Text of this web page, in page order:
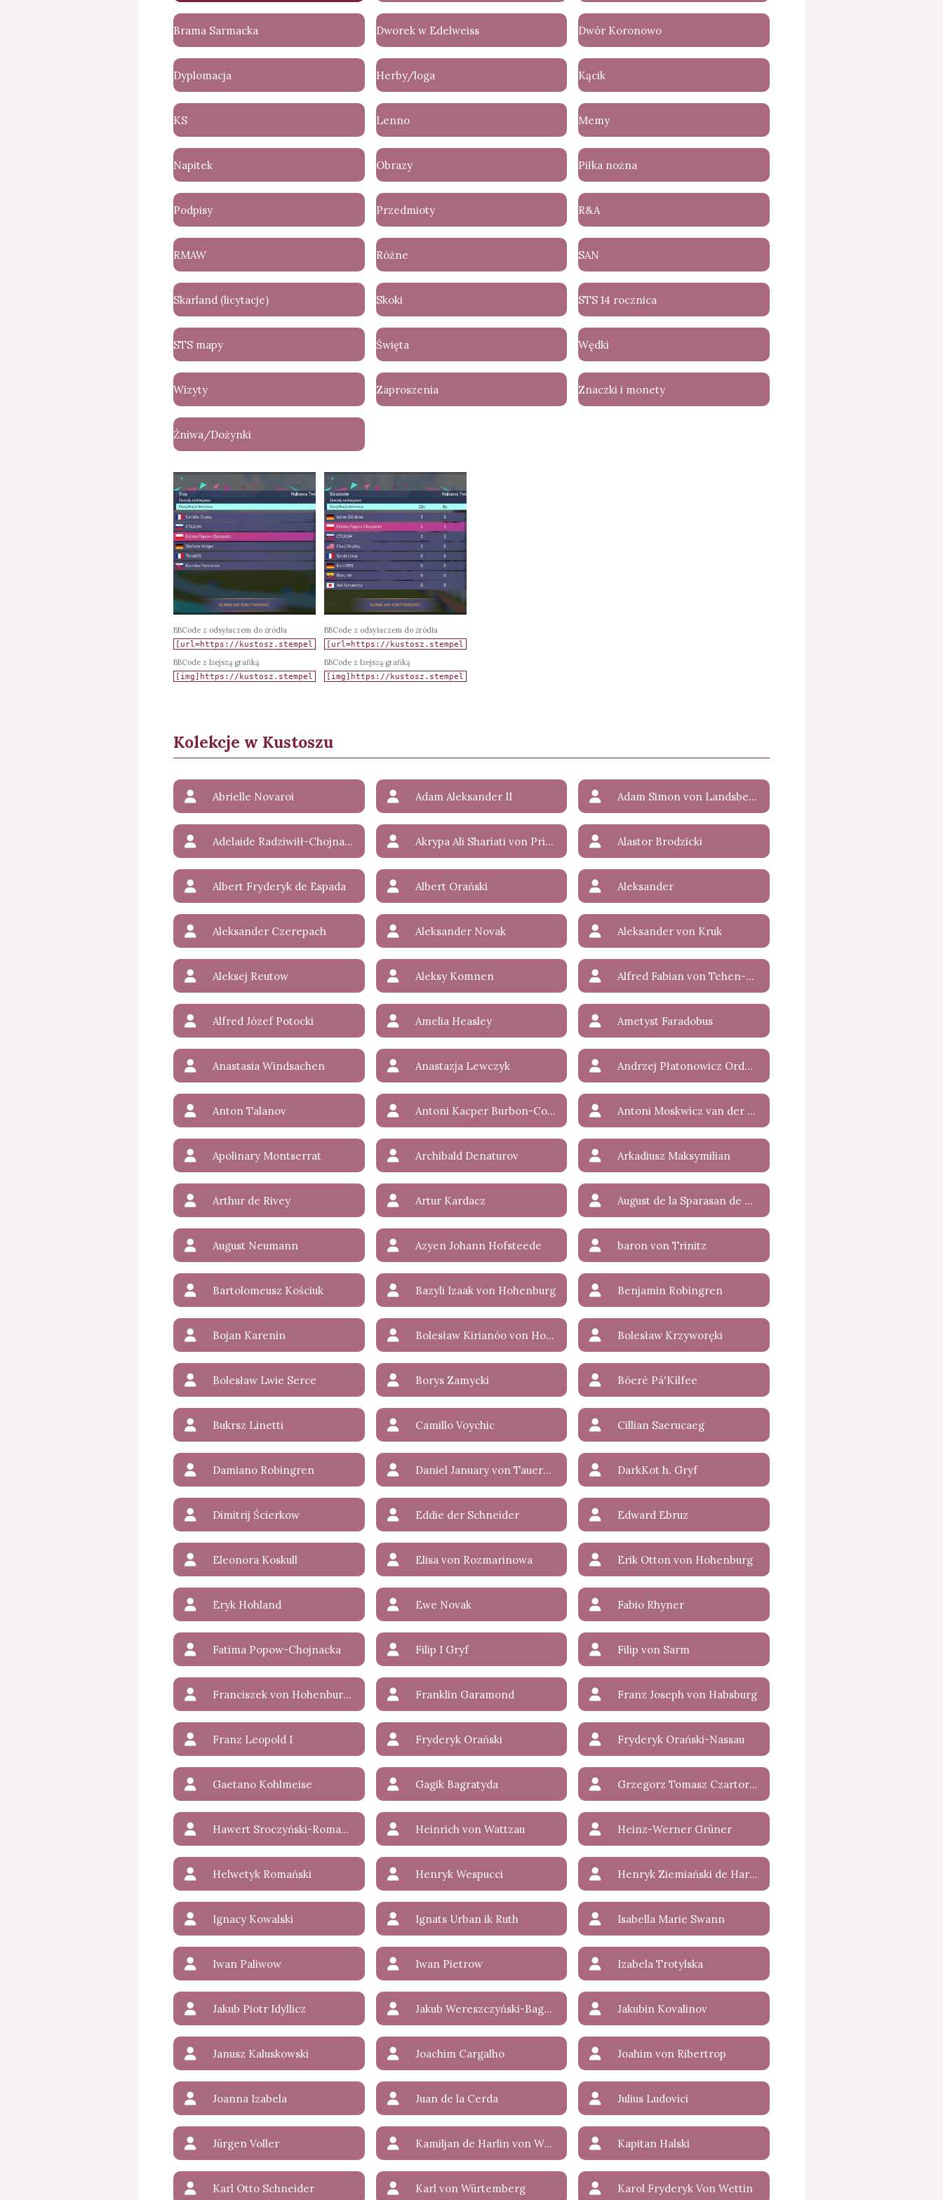
Brama Sarmacka Dworek w Edelweiss Dwór Koronowo
Dyplomacja Herby/loga Kącik
KS Lenno Memy
Napitek Obrazy Piłka nożna
Podpisy Przedmioty R&A
RMAW Różne SAN
Skarland (licytacje) Skoki STS 14 rocznica
STS mapy Święta Wędki
Wizyty Zaproszenia Znaczki i monety
Żniwa/Dożynki
BBCode z odsyłaczem do źródła
BBCode z lżejszą grafiką
BBCode z odsyłaczem do źródła
BBCode z lżejszą grafiką
Kolekcje w Kustoszu
Abrielle Novaroi Adam Aleksander II Adam Simon von Landsbergen-Peterelli
Adelaide Radziwiłł-Chojnacka Akrypa Ali Shariati von Primisz-Lichtenstein Alastor Brodzicki
Albert Fryderyk de Espada Albert Orański Aleksander
Aleksander Czerepach Aleksander Novak Aleksander von Kruk
Aleksej Reutow Aleksy Komnen Alfred Fabian von Tehen-Dżek
Alfred Józef Potocki Amelia Heasley Ametyst Faradobus
Anastasia Windsachen Anastazja Lewczyk Andrzej Płatonowicz Ordyński
Anton Talanov Antoni Kacper Burbon-Conti Antoni Moskwicz van der Pohl
Apolinary Montserrat Archibald Denaturov Arkadiusz Maksymilian
Arthur de Rivey Artur Kardacz August de la Sparasan de Harlin
August Neumann Azyen Johann Hofsteede baron von Trinitz
Bartolomeusz Kościuk Bazyli Izaak von Hohenburg Benjamin Robingren
Bojan Karenin Bolesław Kirianóo von Hohenburg Bolesław Krzyworęki
Bolesław Lwie Serce Borys Zamycki Bóeré Pá'Kílfee
Bukrsz Linetti Camillo Voychic Cillian Saerucaeg
Damiano Robingren Daniel January von Tauer-Krak DarkKot h. Gryf
Dimitrij Ścierkow Eddie der Schneider Edward Ebruz
Eleonora Koskull Elisa von Rozmarinowa Erik Otton von Hohenburg
Eryk Hohland Ewe Novak Fabio Rhyner
Fatima Popow-Chojnacka Filip I Gryf Filip von Sarm
Franciszek von Hohenburg-Karandziej Franklin Garamond Franz Joseph von Habsburg
Franz Leopold I Fryderyk Orański Fryderyk Orański-Nassau
Gaetano Kohlmeise Gagik Bagratyda Grzegorz Tomasz Czartoryski
Hawert Sroczyński-Romanow de sanguinis Wettin-Weerland Heinrich von Wattzau Heinz-Werner Grüner
Helwetyk Romański Henryk Wespucci Henryk Ziemiański de Harlin la Sparasan
Ignacy Kowalski Ignats Urban ik Ruth Isabella Marie Swann
Iwan Paliwow Iwan Pietrow Izabela Trotylska
Jakub Piotr Idyllicz Jakub Wereszczyński-Bagrat Jakubin Kovalinov
Janusz Kaluskowski Joachim Cargalho Joahim von Ribertrop
Joanna Izabela Juan de la Cerda Julius Ludovici
Jürgen Voller Kamiljan de Harlin von Wespucci la Sparasan Kapitan Halski
Karl Otto Schneider Karl von Würtemberg Karol Fryderyk Von Wettin